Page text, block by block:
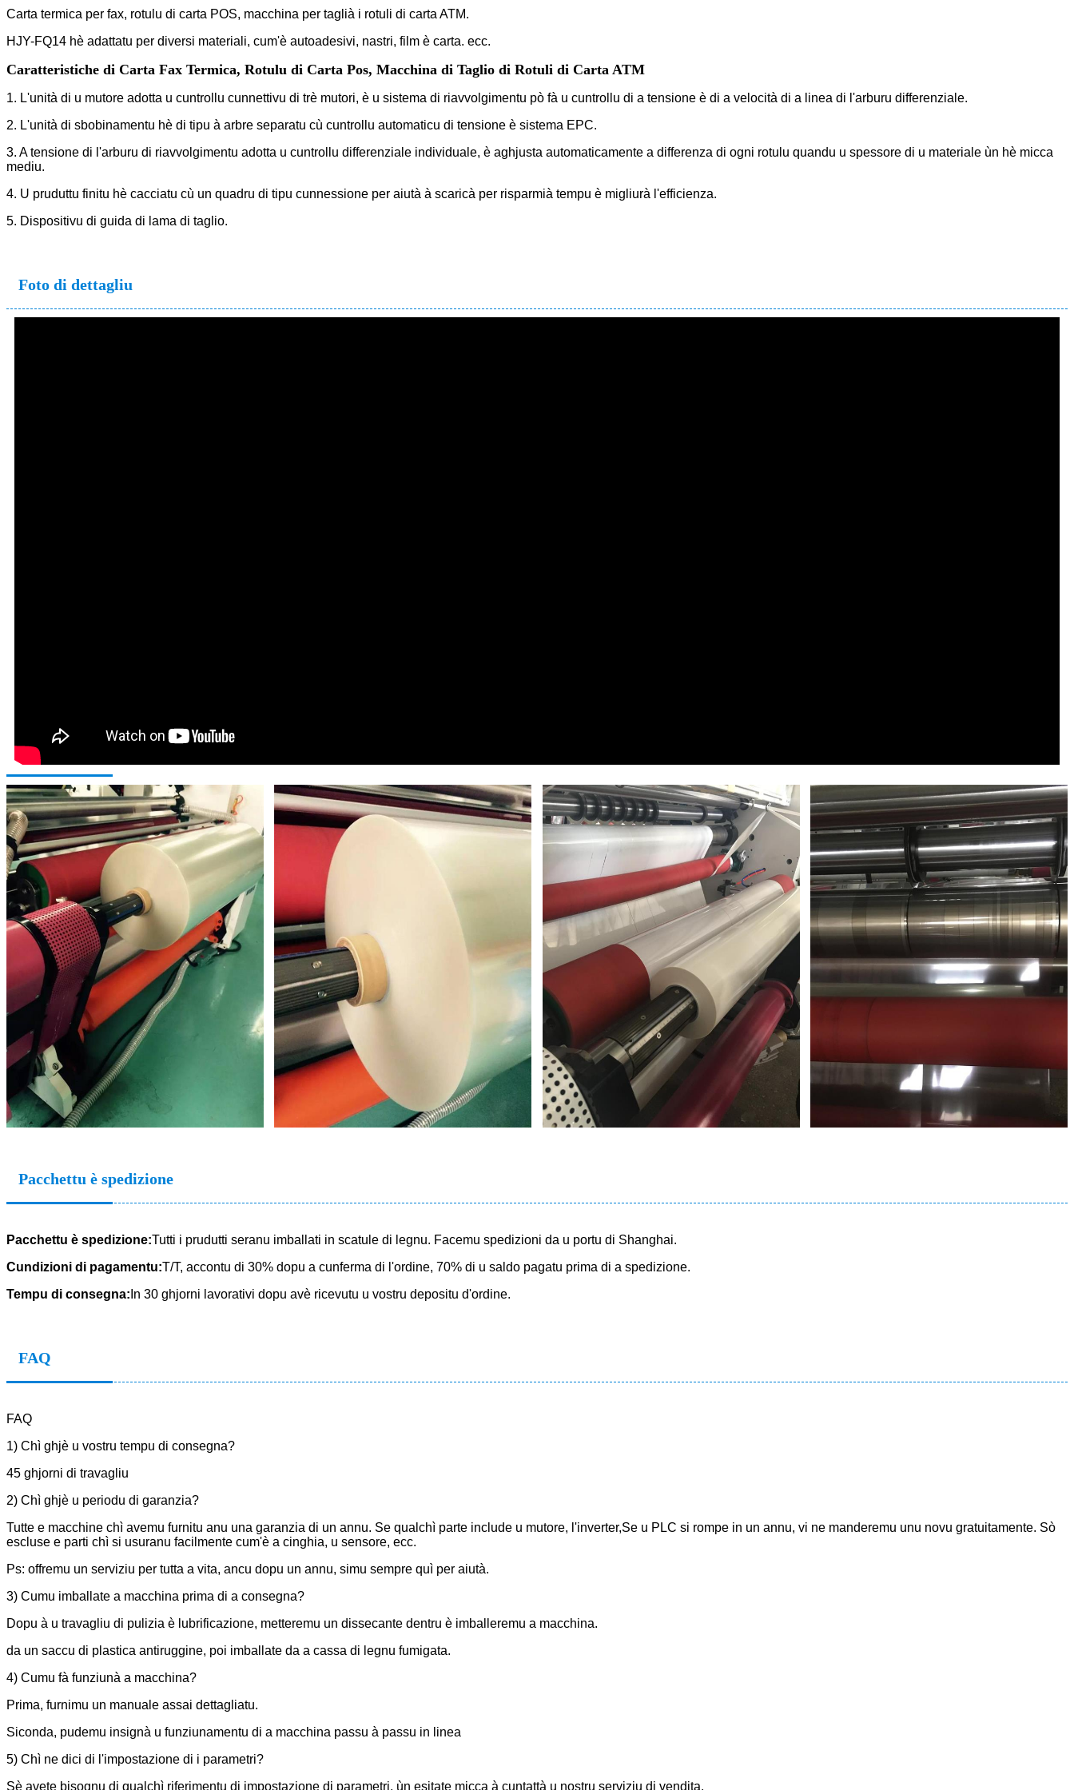
Carta termica per fax, rotulu di carta POS, macchina per taglià i rotuli di carta ATM.
HJY-FQ14 hè adattatu per diversi materiali, cum'è autoadesivi, nastri, film è carta. ecc.
Caratteristiche di Carta Fax Termica, Rotulu di Carta Pos, Macchina di Taglio di Rotuli di Carta ATM
1. L'unità di u mutore adotta u cuntrollu cunnettivu di trè mutori, è u sistema di riavvolgimentu pò fà u cuntrollu di a tensione è di a velocità di a linea di l'arburu differenziale.
2. L'unità di sbobinamentu hè di tipu à arbre separatu cù cuntrollu automaticu di tensione è sistema EPC.
3. A tensione di l'arburu di riavvolgimentu adotta u cuntrollu differenziale individuale, è aghjusta automaticamente a differenza di ogni rotulu quandu u spessore di u materiale ùn hè micca
mediu.
4. U pruduttu finitu hè cacciatu cù un quadru di tipu cunnessione per aiutà à scaricà per risparmià tempu è migliurà l'efficienza.
5. Dispositivu di guida di lama di taglio.
Foto di dettagliu
Pacchettu è spedizione
Pacchettu è spedizione:Tutti i prudutti seranu imballati in scatule di legnu. Facemu spedizioni da u portu di Shanghai.
Cundizioni di pagamentu:T/T, accontu di 30% dopu a cunferma di l'ordine, 70% di u saldo pagatu prima di a spedizione.
Tempu di consegna: In 30 ghjorni lavorativi dopu avè ricevutu u vostru depositu d'ordine.
FAQ
FAQ
1) Chì ghjè u vostru tempu di consegna?
45 ghjorni di travagliu
2) Chì ghjè u periodu di garanzia?
Tutte e macchine chì avemu furnitu anu una garanzia di un annu. Se qualchì parte include u mutore, l'inverter,Se u PLC si rompe in un annu, vi ne manderemu unu novu gratuitamente. Sò
escluse e parti chì si usuranu facilmente cum'è a cinghia, u sensore, ecc.
Ps: offremu un serviziu per tutta a vita, ancu dopu un annu, simu sempre quì per aiutà.
3) Cumu imballate a macchina prima di a consegna?
Dopu à u travagliu di pulizia è lubrificazione, metteremu un dissecante dentru è imballeremu a macchina.
da un saccu di plastica antiruggine, poi imballate da a cassa di legnu fumigata.
4) Cumu fà funziunà a macchina?
Prima, furnimu un manuale assai dettagliatu.
Siconda, pudemu insignà u funziunamentu di a macchina passu à passu in linea
5) Chì ne dici di l'impostazione di i parametri?
Sè avete bisognu di qualchì riferimentu di impostazione di parametri, ùn esitate micca à cuntattà u nostru serviziu di vendita.